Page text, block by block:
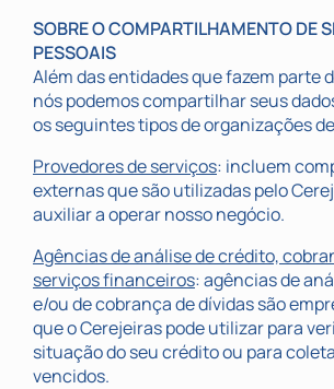
SOBRE O COMPARTILHAMENTO DE
PESSOAIS
Além das entidades que fazem parte
nós podemos compartilhar seus
os seguintes tipos de organizações
Provedores de serviços: incluem
externas que são utilizadas pelo
auxiliar a operar nosso negócio.
Agências de análise de crédito,
serviços financeiros: agências de
e/ou de cobrança de dívidas são
que o Cerejeiras pode utilizar para
situação do seu crédito ou para
vencidos.